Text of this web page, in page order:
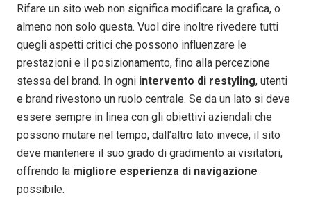
Rifare un sito web non significa modificare la grafica, o
almeno non solo questa. Vuol dire inoltre rivedere tutti
quegli aspetti critici che possono influenzare le
prestazioni e il posizionamento, fino alla percezione
stessa del brand. In ogni intervento di restyling, utenti
e brand rivestono un ruolo centrale. Se da un lato si deve
essere sempre in linea con gli obiettivi aziendali che
possono mutare nel tempo, dall’altro lato invece, il sito
deve mantenere il suo grado di gradimento ai visitatori,
offrendo la migliore esperienza di navigazione
possibile.